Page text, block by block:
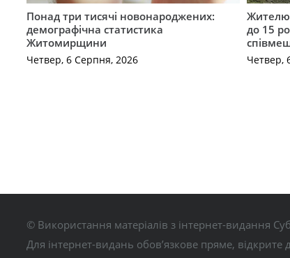
Понад три тисячі новонароджених:
демографічна статистика
Житомирщини
Четвер, 6 Серпня, 2026
Жителю
до 15
Четвер,
© Використання матеріалів з інтернет-видання
Для інтернет-видань обов’язкове пряме,